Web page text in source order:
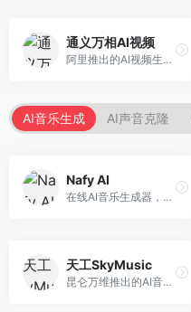
通义万相AI视频
阿里推出的AI视频生成服务，整合图像与视频创作能力。面向电商和营销从业者，支持商品视频生成、营销视频制作等服务，商业应用场景丰富。
AI音乐生成 AI声音克隆
Nafy AI
在线AI音乐生成器，专注于快速音乐创作。面向内容创作者，支持多种风格音乐生成，操作简便，生成速度快，适合快速配乐需求。
天工SkyMusic
昆仑万维推出的AI音乐创作平台，基于天工大模型。面向音乐创作者，支持歌词生成、旋律创作、音乐编曲等服务，中文音乐创作能力强。